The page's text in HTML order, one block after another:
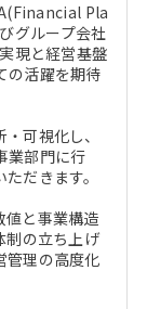
Pla
グループ会社
現と経営基盤
の活躍を期待
可視化し、
業部門に行
だきます。
値と事業構造
制の立ち上げ
管理の高度化